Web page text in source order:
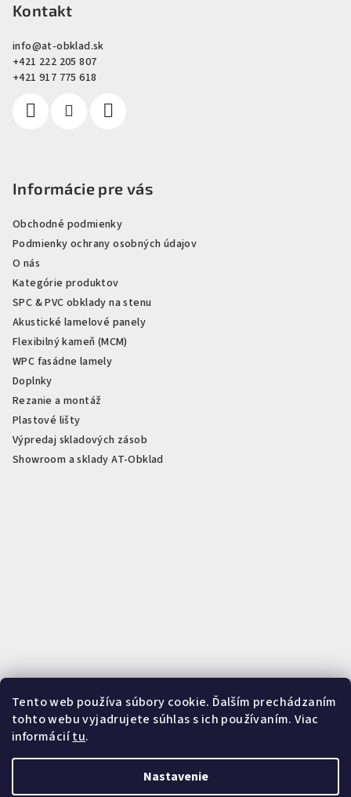
Tento web používa súbory cookie. Ďalším prechádzaním
tohto webu vyjadrujete súhlas s ich používaním. Viac
informáciítu.
Nastavenie
Kontakt
info@at-obklad.sk
+421 222 205 807
+421 917 775 618
Informácie pre vás
Obchodné podmienky
Podmienky ochrany osobných údajov
O nás
Kategórie produktov
SPC & PVC obklady na stenu
Akustické lamelové panely
Flexibilný kameň (MCM)
WPC fasádne lamely
Doplnky
Rezanie a montáž
Plastové lišty
Výpredaj skladových zásob
Showroom a sklady AT-Obklad
Rezanie na mieru podľa vašich potriebPresné rezanie PVC, SPC,
akustických panelov, WPC panelov a profilov. Zistiť viac o službe
Zistiť viac o rezaní